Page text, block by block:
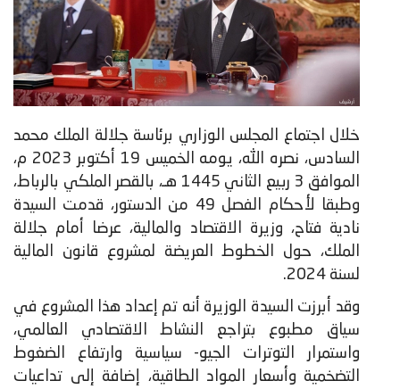
خلال اجتماع المجلس الوزاري برئاسة جلالة الملك محمد
السادس، نصره الله، يومه الخميس 19 أكتوبر 2023 م،
الموافق 3 ربيع الثاني 1445 هـ، بالقصر الملكي بالرباط،
وطبقا لأحكام الفصل 49 من الدستور، قدمت السيدة
نادية فتاح، وزيرة الاقتصاد والمالية، عرضا أمام جلالة
الملك، حول الخطوط العريضة لمشروع قانون المالية
لسنة 2024.
وقد أبرزت السيدة الوزيرة أنه تم إعداد هذا المشروع في
سياق مطبوع بتراجع النشاط الاقتصادي العالمي،
واستمرار التوترات الجيو- سياسية وارتفاع الضغوط
التضخمية وأسعار المواد الطاقية، إضافة إلى تداعيات